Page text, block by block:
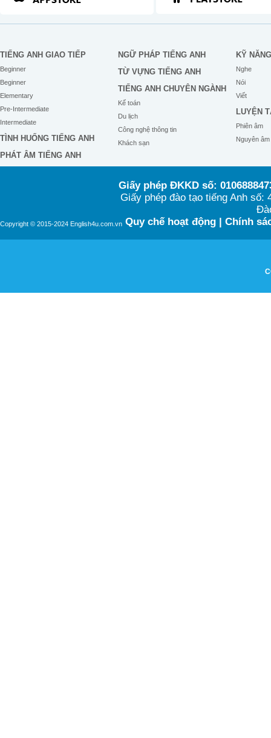
TIẾNG ANH GIAO TIẾP
Beginner
Beginner
Elementary
Pre-Intermediate
Intermediate
TÌNH HUỐNG TIẾNG ANH
PHÁT ÂM TIẾNG ANH
NGỮ PHÁP TIẾNG ANH
TỪ VỰNG TIẾNG ANH
TIẾNG ANH CHUYÊN NGÀNH
Kế toán
Du lịch
Công nghệ thông tin
Khách sạn
KỸ NĂNG
Nghe
Nói
Viết
LUYỆN
Phiên âm
Nguyên âm
Copyright © 2015-2024 English4u.com.vn
Giấy phép ĐKKD số:
Giấy phép đào tạo tiếng Anh
Quy chế hoạt động| Chính